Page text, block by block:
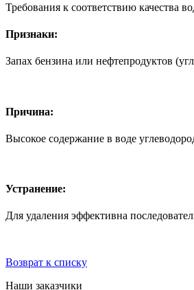
Требования к соответствию качества
Признаки:
Запах бензина или нефтепродуктов
Причина:
Высокое содержание в воде
Устранение:
Для удаления эффективна
Возврат к списку
Наши заказчики